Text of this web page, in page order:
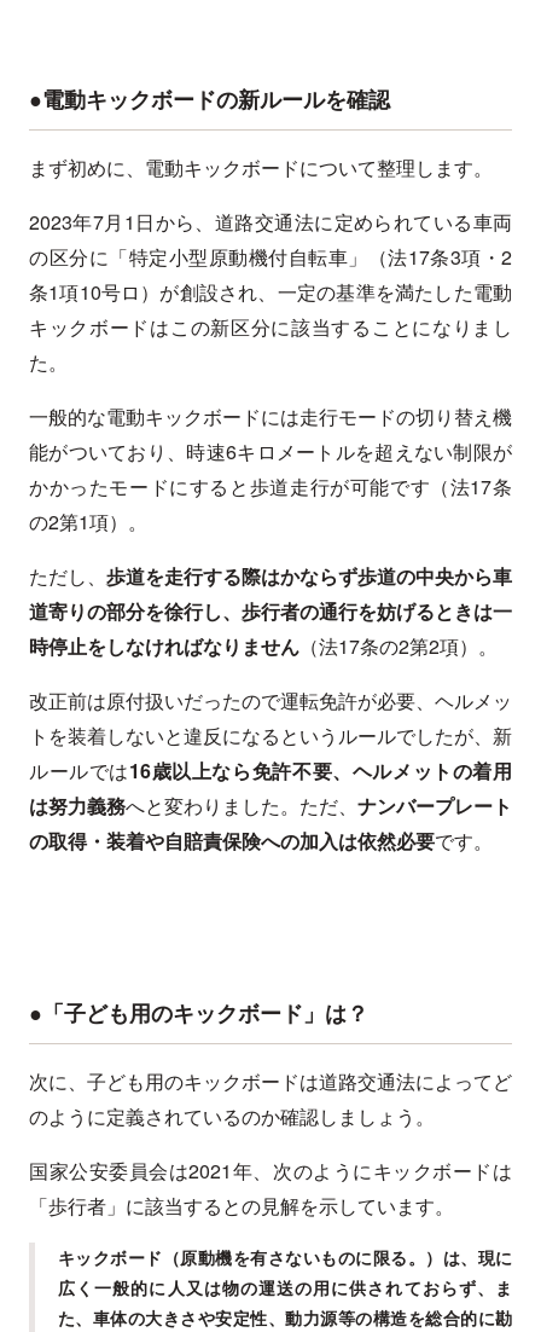
●電動キックボードの新ルールを確認
まず初めに、電動キックボードについて整理します。
2023年7月1日から、道路交通法に定められている車両
の区分に「特定小型原動機付自転車」（法17条3項・2
条1項10号ロ）が創設され、一定の基準を満たした電動
キックボードはこの新区分に該当することになりまし
た。
一般的な電動キックボードには走行モードの切り替え機
能がついており、時速6キロメートルを超えない制限が
かかったモードにすると歩道走行が可能です（法17条
の2第1項）。
ただし、 歩道を走行する際はかならず歩道の中央から車
道寄りの部分を徐行し、歩行者の通行を妨げるときは一
時停止をしなければなりません （法17条の2第2項）。
改正前は原付扱いだったので運転免許が必要、ヘルメッ
トを装着しないと違反になるというルールでしたが、新
ルールでは16歳以上なら免許不要、ヘルメットの着用
は努力義務へと変わりました。ただ、 ナンバープレート
の取得・装着や自賠責保険への加入は依然必要です。
●「子ども用のキックボード」は？
次に、子ども用のキックボードは道路交通法によってど
のように定義されているのか確認しましょう。
国家公安委員会は2021年、次のようにキックボードは
「歩行者」に該当するとの見解を示しています。
キックボード（原動機を有さないものに限る。）は、現に
広く一般的に人又は物の運送の用に供されておらず、ま
た、車体の大きさや安定性、動力源等の構造を総合的に勘